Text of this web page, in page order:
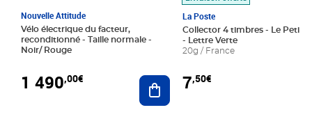
Nouvelle Attitude
Vélo électrique du facteur,
reconditionné - Taille normale -
Noir/ Rouge
1 490,00€ Ajouter au panier
La Poste
Collector 4 timbres - Le Petit
- Lettre Verte
20g / France
7,50€